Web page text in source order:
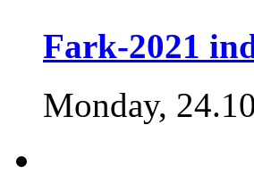
Fark-2021
Monday,